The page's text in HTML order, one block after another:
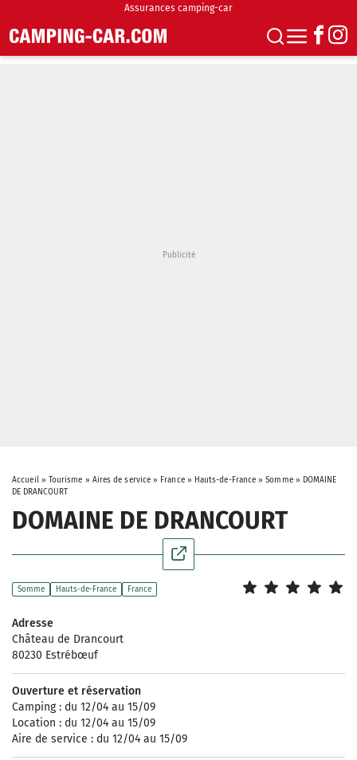
Assurances camping-car
Accueil» Tourisme » Aires de service » France» Hauts-de-France »Somme» DOMAINE
DE DRANCOURT
DOMAINE DE DRANCOURT
Somme Hauts-de-France France
Adresse
Château de Drancourt
80230 Estrébœuf
Ouverture et réservation
Camping : du 12/04 au 15/09
Location : du 12/04 au 15/09
Aire de service : du 12/04 au 15/09